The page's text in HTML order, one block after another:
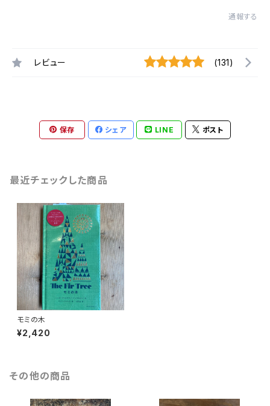
通報する
レビュー (131)
保存 シェア LINE ポスト
最近チェックした商品
モミの木
¥2,420
その他の商品